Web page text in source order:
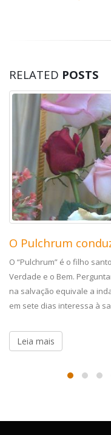
RELATED POSTS
O Pulchrum
O “Pulchrum” é o filho
Verdade e o Bem.
na salvação equivale a
em sete dias interessa à
Leia mais